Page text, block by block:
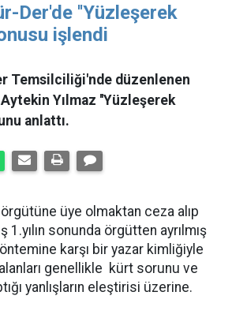
Der'de ''Yüzleşerek
işlendi
Temsilciliği'nde düzenlenen
Yılmaz ''Yüzleşerek
anlattı.
örgütüne üye olmaktan ceza alıp
1.yılın sonunda örgütten ayrılmış
karşı bir yazar kimliğiyle
alanları genellikle kürt sorunu ve
yanlışların eleştirisi üzerine.